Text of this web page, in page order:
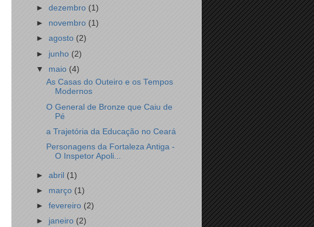
►dezembro (1)
► novembro (1)
►agosto (2)
► junho (2)
▼ maio (4)
As Casas do Outeiro e os Tempos
Modernos
O General de Bronze que Caiu de
Pé
a Trajetória da Educação no Ceará
Personagens da Fortaleza Antiga -
O Inspetor Apoli...
►abril (1)
► março (1)
►fevereiro (2)
► janeiro (2)